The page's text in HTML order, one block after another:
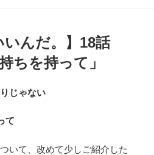
いんだ。】18話
ちを持って」
じゃない
て
いて、改めて少しご紹介した